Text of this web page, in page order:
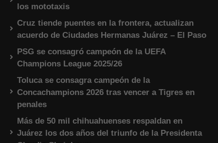
los mototaxis
Cruz tiende puentes en la frontera, actualizan
acuerdo de Ciudades Hermanas Juárez – El Paso
PSG se consagró campeón de la UEFA
Champions League 2025/26
Toluca se consagra campeón de la
Concachampions 2026 tras vencer a Tigres en
penales
Más de 50 mil chihuahuenses respaldan en
Juárez los dos años del triunfo de la Presidenta